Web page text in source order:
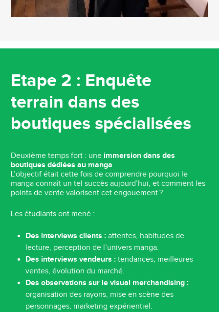
Etape 2 : Enquête
terrain dans des
boutiques spécialisées
Deuxième temps fort : une immersion dans des
boutiques dédiées au manga.
L’objectif était cette fois de comprendre pourquoi le
manga connaît un tel succès aujourd’hui, et comment les
points de vente valorisent cet engouement ?
Les étudiants ont mené :
Des interviews clients : attentes, habitudes de
lecture, perception de l’univers manga.
Des interviews vendeurs : tendances, meilleures
ventes, évolution du marché.
Des observations sur le visual merchandising :
organisation des rayons, mise en scène des
personnages, marketing expérientiel.